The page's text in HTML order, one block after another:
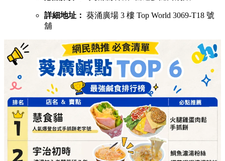
詳細地址： 葵涌廣場 3 樓 Top World 3069-T18 號
舖